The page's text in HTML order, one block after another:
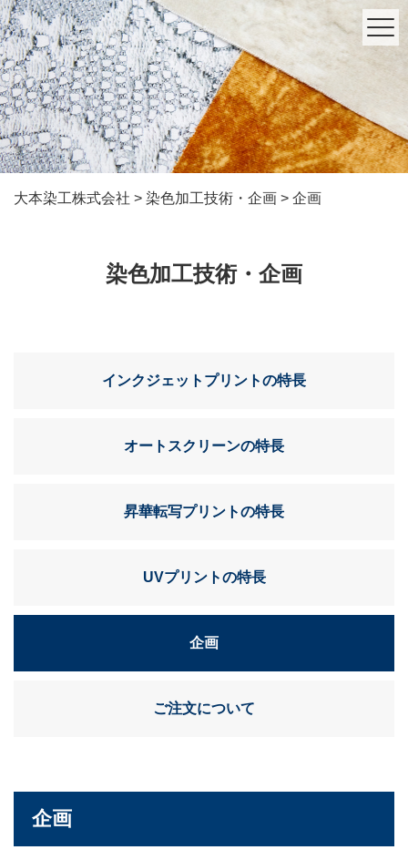
大本染工株式会社 > 染色加工技術・企画 > 企画
染色加工技術・企画
インクジェットプリントの特長
オートスクリーンの特長
昇華転写プリントの特長
UVプリントの特長
企画
ご注文について
企画